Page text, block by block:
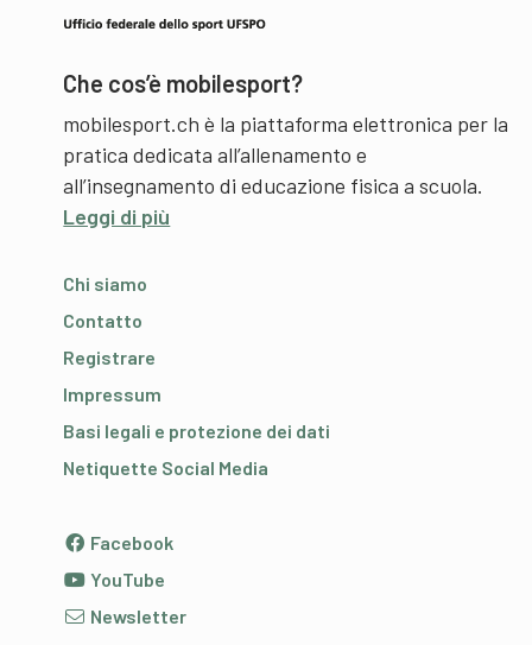
Che cos’è mobilesport?
mobilesport.ch è la piattaforma elettronica per la
pratica dedicata all’allenamento e
all’insegnamento di educazione fisica a scuola.
Leggi di più
Chi siamo
Contatto
Registrare
Impressum
Basi legali e protezione dei dati
Netiquette Social Media
Facebook
YouTube
Newsletter